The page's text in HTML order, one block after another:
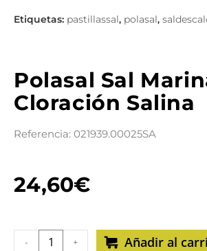
pastillassal, polasal,
Polasal Sal
Cloración Salina
Referencia: 021939.00025SA
24,60€
- + Añadir al